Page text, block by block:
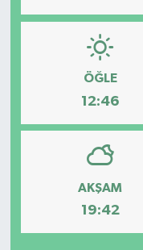
ÖĞLE
12:46
AKŞAM
19:42